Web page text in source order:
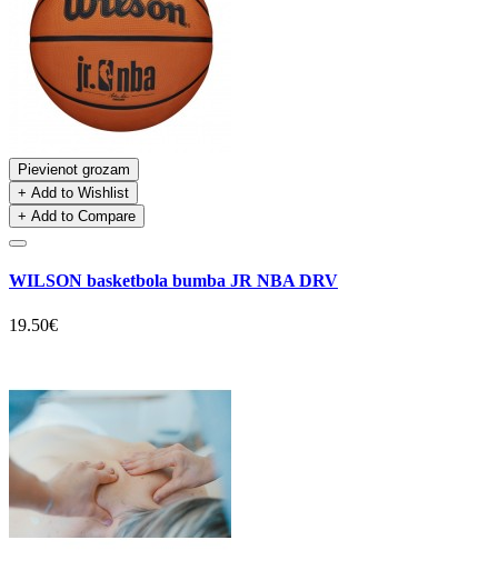
Pievienot grozam
+ Add to Wishlist
+ Add to Compare
WILSON basketbola bumba JR NBA DRV
19.50€